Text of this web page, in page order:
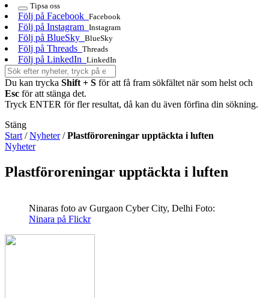
Tipsa oss
Följ på Facebook Facebook
Följ på Instagram Instagram
Följ på BlueSky BlueSky
Följ på Threads Threads
Följ på LinkedIn LinkedIn
Du kan trycka Shift + S för att få fram sökfältet när som helst och
Esc för att stänga det.
Tryck ENTER för fler resultat, då kan du även förfina din sökning.
Stäng
Start /Nyheter/Plastföroreningar upptäckta i luften
Nyheter
Plastföroreningar upptäckta i luften
Ninaras foto av Gurgaon Cyber City, Delhi Foto:
Ninara på Flickr